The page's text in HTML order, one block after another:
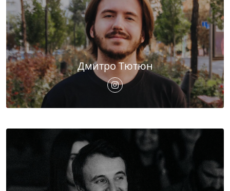
Дмитро Тютюн